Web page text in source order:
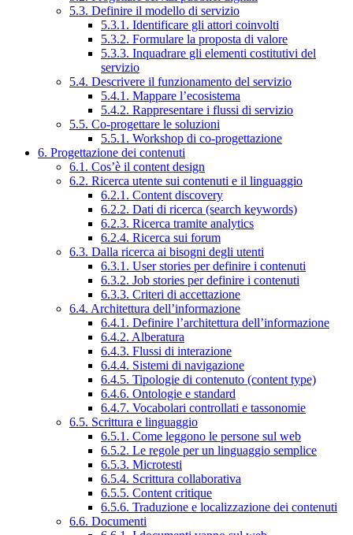
5.3. Definire il modello di servizio
5.3.1. Identificare gli attori coinvolti
5.3.2. Formulare la proposta di valore
5.3.3. Inquadrare gli elementi costitutivi del
servizio
5.4. Descrivere il funzionamento del servizio
5.4.1. Mappare l’ecosistema
5.4.2. Rappresentare i flussi di servizio
5.5. Co-progettare le soluzioni
5.5.1. Workshop di co-progettazione
6. Progettazione dei contenuti
6.1. Cos’è il content design
6.2. Ricerca utente sui contenuti e il linguaggio
6.2.1. Content discovery
6.2.2. Dati di ricerca (search keywords)
6.2.3. Ricerca tramite analytics
6.2.4. Ricerca sui forum
6.3. Dalla ricerca ai bisogni degli utenti
6.3.1. User stories per definire i contenuti
6.3.2. Job stories per definire i contenuti
6.3.3. Criteri di accettazione
6.4. Architettura dell’informazione
6.4.1. Definire l’architettura dell’informazione
6.4.2. Alberatura
6.4.3. Flussi di interazione
6.4.4. Sistemi di navigazione
6.4.5. Tipologie di contenuto (content type)
6.4.6. Ontologie e standard
6.4.7. Vocabolari controllati e tassonomie
6.5. Scrittura e linguaggio
6.5.1. Come leggono le persone sul web
6.5.2. Le regole per un linguaggio semplice
6.5.3. Microtesti
6.5.4. Scrittura collaborativa
6.5.5. Content critique
6.5.6. Traduzione e localizzazione dei contenuti
6.6. Documenti